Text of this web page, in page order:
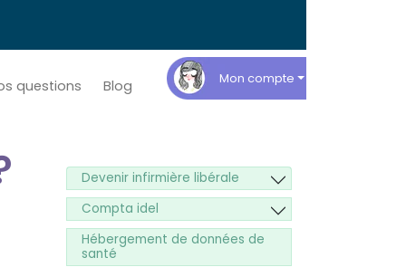
questions Blog Mon compte
Devenir infirmière libérale
Compta idel
Hébergement de données de
santé